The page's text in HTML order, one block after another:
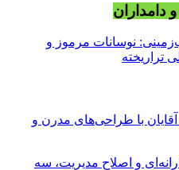
دامداران
نوسانات مرموز و
تراریخته
با طراحی‌های مدرن و
و اصلاح مدیریت، سه